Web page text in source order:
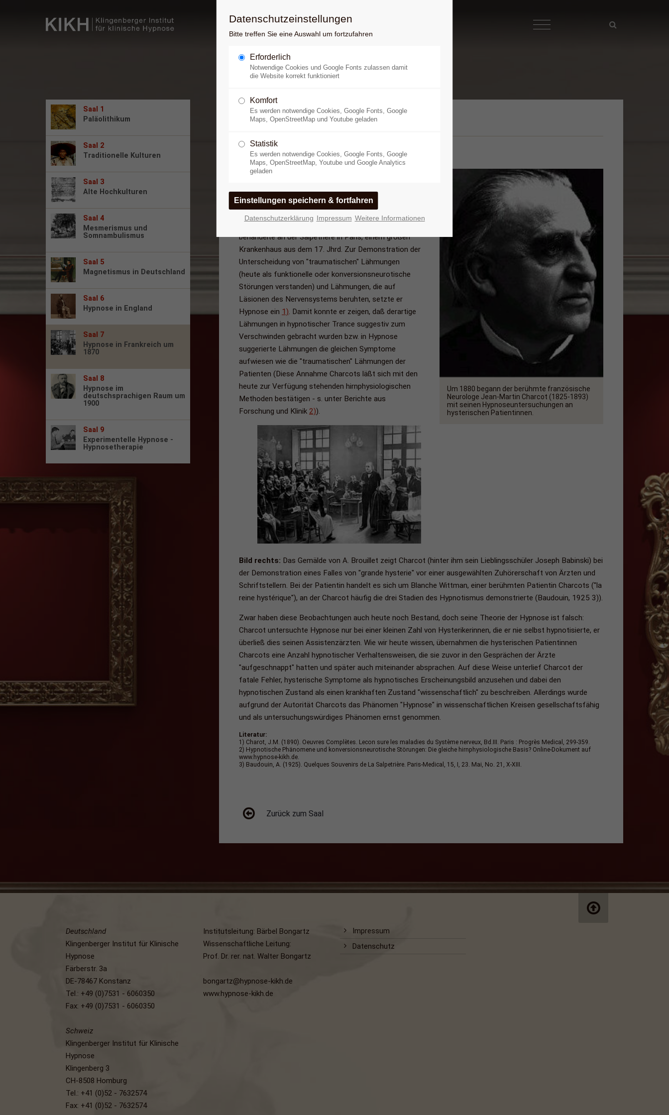
Charcot
Um 1880 begann der berühmte französische
Neurologe Jean-Martin Charcot (1825-1893)
mit seinen Hypnoseuntersuchungen an
hysterischen Patientinnen.
Jean-Martin Charcot (1825-1893) war in den Jahren
seiner Zeit, aus dessen "Schule" bekannte Neurologen
wie Babinski, Gilles de la Tourette, Paul Richer, Meige
etc. hervorgingen. Er unterrichtete, forschte und
behandelte an der Salpetrière in Paris, einem großen
Krankenhaus aus dem 17. Jhrd. Zur Demonstration der
Unterscheidung von "traumatischen" Lähmungen
(heute als funktionelle oder konversionsneurotische
Störungen verstanden) und Lähmungen, die auf
Läsionen des Nervensystems beruhten, setzte er
Hypnose ein 1). Damit konnte er zeigen, daß derartige
Lähmungen in hypnotischer Trance suggestiv zum
Verschwinden gebracht wurden bzw. in Hypnose
suggerierte Lähmungen die gleichen Symptome
aufwiesen wie die "traumatischen" Lähmungen der
Patienten (Diese Annahme Charcots läßt sich mit den
heute zur Verfügung stehenden hirnphysiologischen
Methoden bestätigen - s. unter Berichte aus
Forschung und Klinik 2)).
Bild rechts: Das Gemälde von A. Brouillet zeigt Charcot (hinter ihm sein Lieblingsschüler Joseph Babinski) bei
der Demonstration eines Falles von "grande hysterie" vor einer ausgewählten Zuhörerschaft von Ärzten und
Schriftstellern. Bei der Patientin handelt es sich um Blanche Wittman, einer berühmten Patientin Charcots ("la
reine hystérique"), an der Charcot häufig die drei Stadien des Hypnotismus demonstrierte (Baudouin, 1925 3)).
Zwar haben diese Beobachtungen auch heute noch Bestand, doch seine Theorie der Hypnose ist falsch:
Charcot untersuchte Hypnose nur bei einer kleinen Zahl von Hysterikerinnen, die er nie selbst hypnotisierte, er
überließ dies seinen Assistenzärzten. Wie wir heute wissen, übernahmen die hysterischen Patientinnen
Charcots eine Anzahl hypnotischer Verhaltensweisen, die sie zuvor in den Gesprächen der Ärzte
"aufgeschnappt" hatten und später auch miteinander absprachen. Auf diese Weise unterlief Charcot der
fatale Fehler, hysterische Symptome als hypnotisches Erscheinungsbild anzusehen und dabei den
hypnotischen Zustand als einen krankhaften Zustand "wissenschaftlich" zu beschreiben. Allerdings wurde
aufgrund der Autorität Charcots das Phänomen "Hypnose" in wissenschaftlichen Kreisen gesellschaftsfähig
und als untersuchungswürdiges Phänomen ernst genommen.
Literatur:
1) Charot, J.M. (1890). Oeuvres Complètes. Lecon sure les maladies du Système nerveux, Bd.III. Paris : Progrès Medical, 299-359.
2) Hypnotische Phänomene und konversionsneurotische Störungen: Die gleiche hirnphysiologische Basis? Online-Dokument auf
www.hypnose-kikh.de.
3) Baudouin, A. (1925). Quelques Souvenirs de La Salpetrière. Paris-Medical, 15, I, 23. Mai, No. 21, X-XIII.
Zurück zum Saal
Saal 1
Paläolithikum
Saal 2
Traditionelle Kulturen
Saal 3
Alte Hochkulturen
Saal 4
Mesmerismus und
Somnambulismus
Saal 5
Magnetismus in Deutschland
Saal 6
Hypnose in England
Saal 7
Hypnose in Frankreich um
1870
Saal 8
Hypnose im
deutschsprachigen Raum um
1900
Saal 9
Experimentelle Hypnose -
Hypnosetherapie
Deutschland
Klingenberger Institut für Klinische
Hypnose
Färberstr. 3a
DE-78467 Konstanz
Tel.: +49 (0)7531 - 6060350
Fax: +49 (0)7531 - 6060350
Schweiz
Klingenberger Institut für Klinische
Hypnose
Klingenberg 3
CH-8508 Homburg
Tel.: +41 (0)52 - 7632574
Fax: +41 (0)52 - 7632574
Institutsleitung: Bärbel Bongartz
Wissenschaftliche Leitung:
Prof. Dr. rer. nat. Walter Bongartz
bongartz@hypnose-kikh.de
www.hypnose-kikh.de
Impressum
Datenschutz
Datenschutzeinstellungen
Bitte treffen Sie eine Auswahl um fortzufahren
Erforderlich
Notwendige Cookies und Google Fonts zulassen damit
die Website korrekt funktioniert
Komfort
Es werden notwendige Cookies, Google Fonts, Google
Maps, OpenStreetMap und Youtube geladen
Statistik
Es werden notwendige Cookies, Google Fonts, Google
Maps, OpenStreetMap, Youtube und Google Analytics
geladen
Datenschutzerklärung Impressum Weitere Informationen